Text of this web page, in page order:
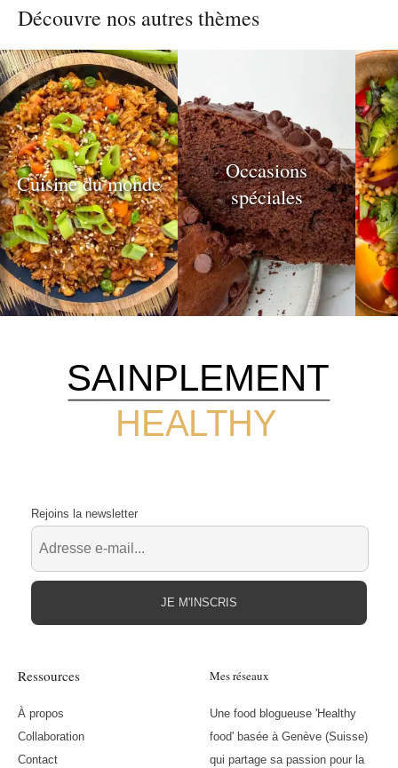
des
publications
Découvre nos autres thèmes
Cuisine du monde
Occasions
spéciales
HEALTHY
SAINPLEMENT
Ressources
À propos
Collaboration
Contact
Mes réseaux
Une food blogueuse 'Healthy
food' basée à Genève (Suisse)
qui partage sa passion pour la
Rejoins la newsletter
JE M'INSCRIS